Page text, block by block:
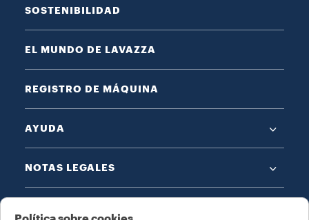
SOSTENIBILIDAD
EL MUNDO DE LAVAZZA
REGISTRO DE MÁQUINA
AYUDA
NOTAS LEGALES